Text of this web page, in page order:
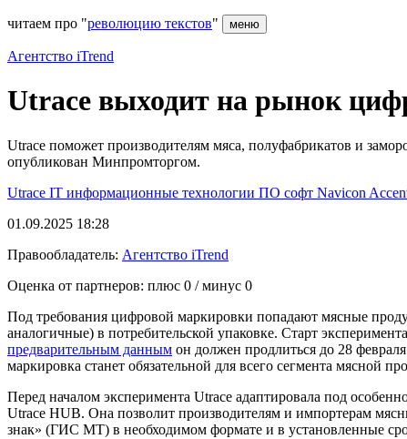
читаем про "революцию текстов" меню
Агентство iTrend
Utrace выходит на рынок
Utrace поможет производителям мяса, полуфабрикатов и
опубликован Минпромторгом.
Utrace IT информационные технологии ПО софт Navicon
01.09.2025 18:28
Правообладатель: Агентство iTrend
Оценка от партнеров: плюс 0 / минус 0
Под требования цифровой маркировки попадают мясные
аналогичные) в потребительской упаковке. Старт
предварительным данным он должен продлиться до 28
маркировка станет обязательной для всего сегмента мясной
Перед началом эксперимента Utrace адаптировала под
Utrace HUB. Она позволит производителям и импортерам
знак» (ГИС МТ) в необходимом формате и в установленные